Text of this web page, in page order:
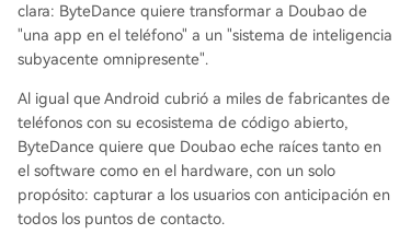
clara: ByteDance quiere transformar a Doubao de
"una app en el teléfono" a un "sistema de inteligencia
subyacente omnipresente".
Al igual que Android cubrió a miles de fabricantes de
teléfonos con su ecosistema de código abierto,
ByteDance quiere que Doubao eche raíces tanto en
el software como en el hardware, con un solo
propósito: capturar a los usuarios con anticipación en
todos los puntos de contacto.